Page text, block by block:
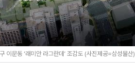
이문동 ‘래미안 라그란데’ 조감도 (사진제공=삼성물산)